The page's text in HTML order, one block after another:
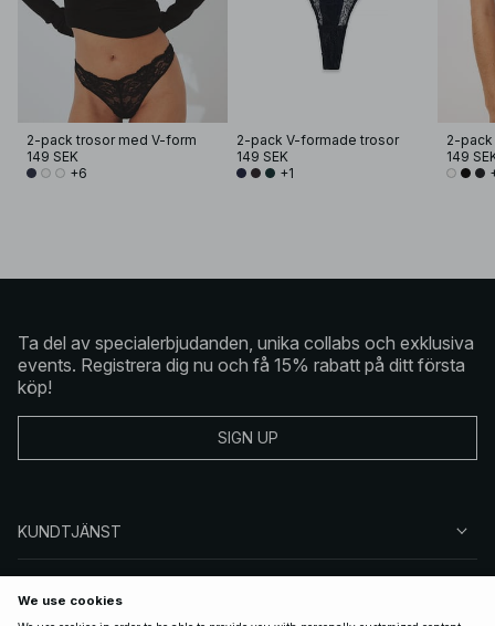
2-pack trosor med V-form
149 SEK
+6
2-pack V-formade trosor
149 SEK
+1
2-pack
149
Ta del av specialerbjudanden, unika collabs och exklusiva
events. Registrera dig nu och få 15% rabatt på ditt första
köp!
SIGN UP
KUNDTJÄNST